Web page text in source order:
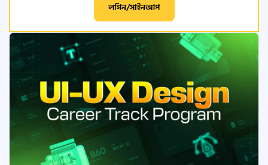
লগিন/সাইনআপ